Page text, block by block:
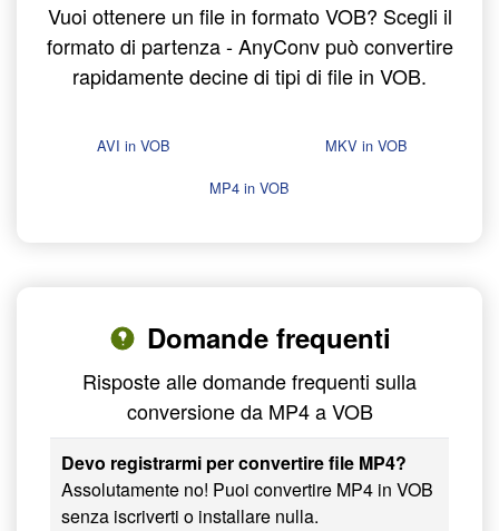
Vuoi ottenere un file in formato VOB? Scegli il
formato di partenza - AnyConv può convertire
rapidamente decine di tipi di file in VOB.
AVI in VOB
MKV in VOB
MP4 in VOB
Domande frequenti
Risposte alle domande frequenti sulla
conversione da MP4 a VOB
Devo registrarmi per convertire file MP4?
Assolutamente no! Puoi convertire MP4 in VOB
senza iscriverti o installare nulla.